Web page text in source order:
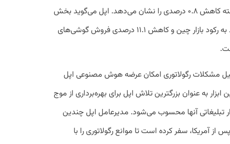
که نسبت به دوره مشابه سال گذشته کاهش ۰.۸ درصدی را نشان می‌دهد. اپل می‌گوید بخش
مهمی از کاهش درآمد آیفون مربوط به رکود بازار چین و کاهش ۱۱.۱ درصدی فروش گوشی‌های
مشکلات رگولاتوری امکان عرضه هوش مصنوعی اپل
ابزار به عنوان بزرگترین تلاش اپل برای بهره‌برداری از موج
آنها محسوب می‌شود. مدیرعامل اپل چندین
از آمریکا، سفر کرده است تا موانع رگولاتوری را با